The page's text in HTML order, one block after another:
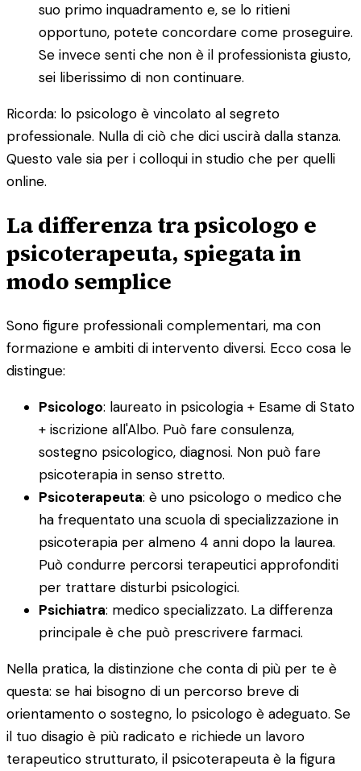
suo primo inquadramento e, se lo ritieni
opportuno, potete concordare come proseguire.
Se invece senti che non è il professionista giusto,
sei liberissimo di non continuare.
Ricorda: lo psicologo è vincolato al segreto
professionale. Nulla di ciò che dici uscirà dalla stanza.
Questo vale sia per i colloqui in studio che per quelli
online.
La differenza tra psicologo e
psicoterapeuta, spiegata in
modo semplice
Sono figure professionali complementari, ma con
formazione e ambiti di intervento diversi. Ecco cosa le
distingue:
Psicologo: laureato in psicologia + Esame di Stato
+ iscrizione all'Albo. Può fare consulenza,
sostegno psicologico, diagnosi. Non può fare
psicoterapia in senso stretto.
Psicoterapeuta: è uno psicologo o medico che
ha frequentato una scuola di specializzazione in
psicoterapia per almeno 4 anni dopo la laurea.
Può condurre percorsi terapeutici approfonditi
per trattare disturbi psicologici.
Psichiatra: medico specializzato. La differenza
principale è che può prescrivere farmaci.
Nella pratica, la distinzione che conta di più per te è
questa: se hai bisogno di un percorso breve di
orientamento o sostegno, lo psicologo è adeguato. Se
il tuo disagio è più radicato e richiede un lavoro
terapeutico strutturato, il psicoterapeuta è la figura